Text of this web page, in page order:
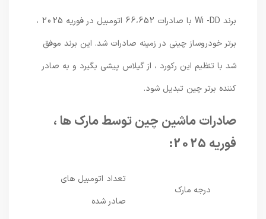
برند Wi -DD با صادرات 66،652 اتومبیل در فوریه 2025 ،
برتر خودروساز چینی در زمینه صادرات شد. این برند موفق
شد با تنظیم این رکورد ، از گیلاس پیشی بگیرد و به صادر
کننده برتر چین تبدیل شود.
صادرات ماشین چین توسط مارک ها ،
فوریه 2025:
مارک
تعداد اتومبیل های
صادر شده